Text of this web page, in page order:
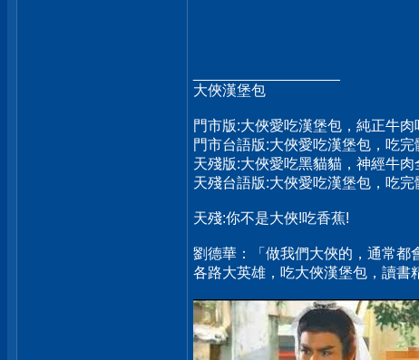
大俠漢堡包
門市版:大俠愛吃漢堡包，純正牛
門市台語版:大俠愛吃漢堡包，吃
天殘版:大俠愛吃黑貓貓，神經牛
天殘台語版:大俠愛吃漢堡包，吃
天殘:你不是大俠!吃香蕉!
劉德華：「做我們大俠的，通常都
各路大英雄，吃大俠漢堡包，讀書